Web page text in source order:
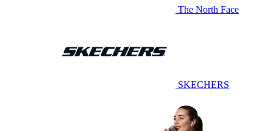
The North Face
SKECHERS